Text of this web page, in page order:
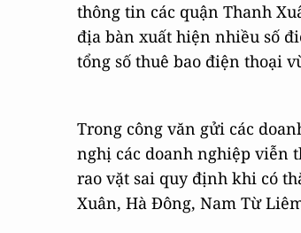
thông tin các quận Thanh
địa bàn xuất hiện nhiều số
tổng số thuê bao điện thoại
Trong công văn gửi các
nghị các doanh nghiệp viễn
rao vặt sai quy định khi có
Xuân, Hà Đông, Nam Từ